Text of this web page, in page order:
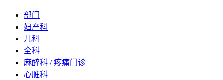
部门
妇产科
儿科
全科
麻醉科 / 疼痛门诊
心脏科